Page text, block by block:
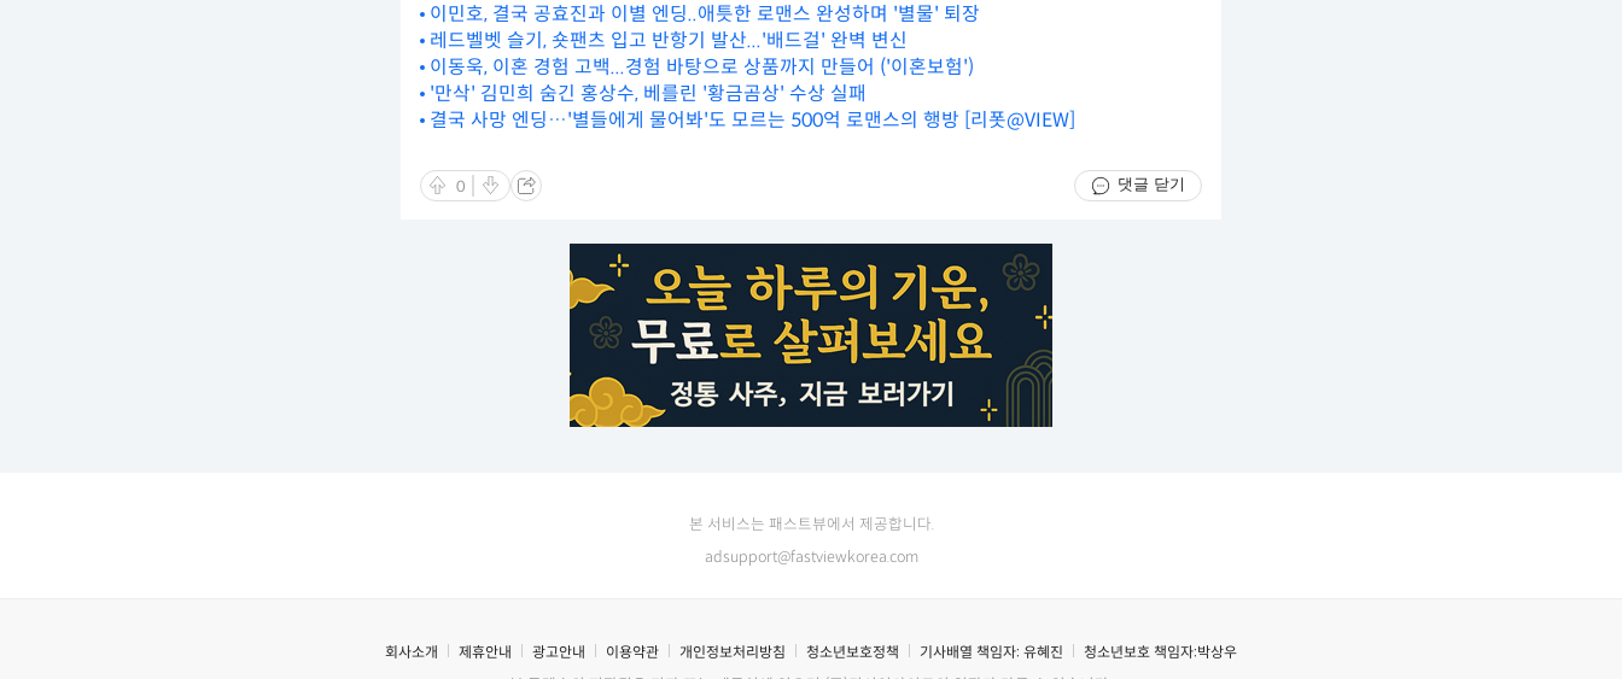
이민호, 결국 공효진과 이별 엔딩..애틋한 로맨스 완성하며 '별물' 퇴장
레드벨벳 슬기, 숏팬츠 입고 반항기 발산...'배드걸' 완벽 변신
이동욱, 이혼 경험 고백...경험 바탕으로 상품까지 만들어 ('이혼보험')
'만삭' 김민희 숨긴 홍상수, 베를린 '황금곰상' 수상 실패
결국 사망 엔딩…'별들에게 물어봐'도 모르는 500억 로맨스의 행방 [리폿@VIEW]
0 댓글 닫기
본 서비스는 패스트뷰에서 제공합니다.
adsupport@fastviewkorea.com
회사소개 제휴안내 광고안내 이용약관 개인정보처리방침 청소년보호정책 기사배열 책임자: 유혜진 청소년보호 책임자:박상우